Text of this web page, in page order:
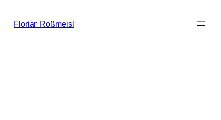
Inhalt
Florian Roßmeisl